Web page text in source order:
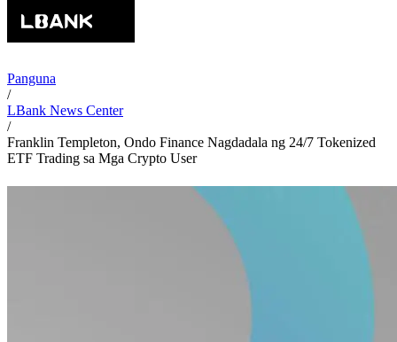
Panguna
/
LBank News Center
/
Franklin Templeton, Ondo Finance Nagdadala ng 24/7 Tokenized
ETF Trading sa Mga Crypto User